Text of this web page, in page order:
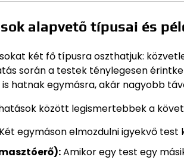
alapvető típusai és
két fő típusra oszthatjuk:
során a testek ténylegesen
hatnak egymásra, akár nagyobb
között legismertebbek a
Két egymáson elmozdulni igyekvő test
Amikor egy test egy